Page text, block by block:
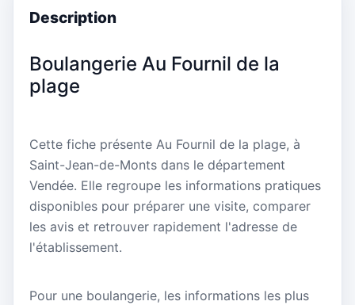
Description
Boulangerie Au Fournil de la
plage
Cette fiche présente Au Fournil de la plage, à
Saint-Jean-de-Monts dans le département
Vendée. Elle regroupe les informations pratiques
disponibles pour préparer une visite, comparer
les avis et retrouver rapidement l'adresse de
l'établissement.
Pour une boulangerie, les informations les plus